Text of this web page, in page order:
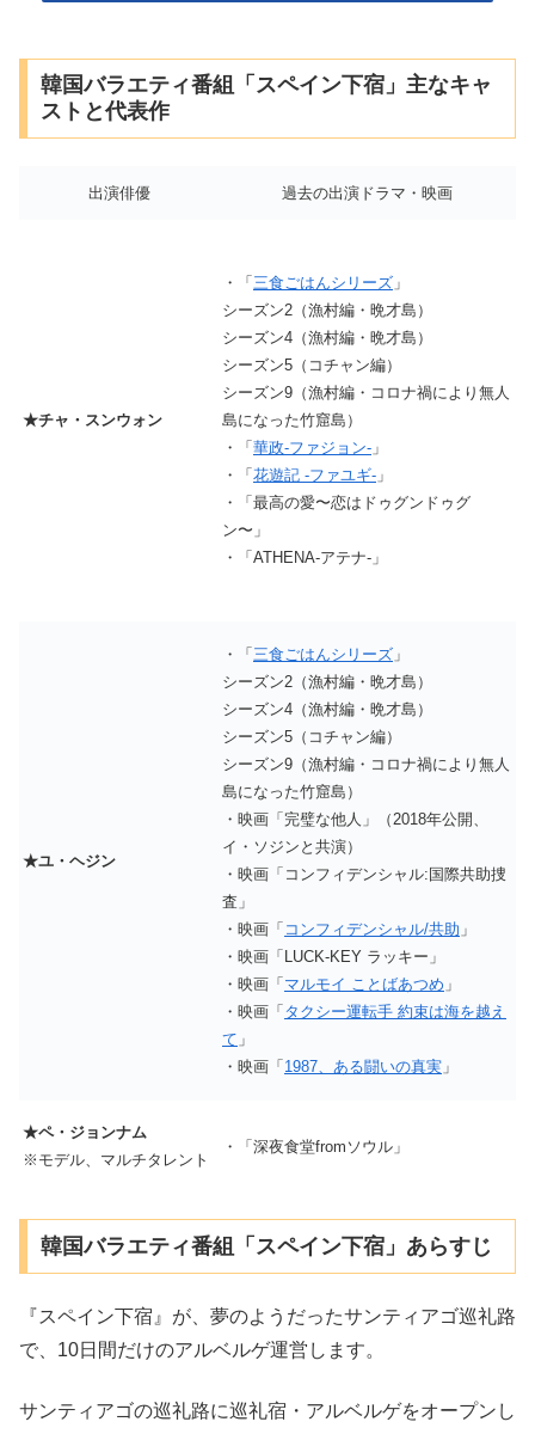
韓国バラエティ番組「スペイン下宿」主なキャ
ストと代表作
出演俳優 過去の出演ドラマ・映画
★チャ・スンウォン
・「 三食ごはんシリーズ 」
シーズン2（漁村編・晩才島）
シーズン4（漁村編・晩才島）
シーズン5（コチャン編）
シーズン9（漁村編・コロナ禍により無人
島になった竹窟島）
・「 華政-ファジョン- 」
・「 花遊記 -ファユギ- 」
・「最高の愛〜恋はドゥグンドゥグ
ン〜」
・「ATHENA-アテナ-」
★ユ・ヘジン
・「 三食ごはんシリーズ 」
シーズン2（漁村編・晩才島）
シーズン4（漁村編・晩才島）
シーズン5（コチャン編）
シーズン9（漁村編・コロナ禍により無人
島になった竹窟島）
・映画「完璧な他人」（2018年公開、
イ・ソジンと共演）
・映画「コンフィデンシャル:国際共助捜
査」
・映画「 コンフィデンシャル/共助 」
・映画「LUCK-KEY ラッキー」
・映画「 マルモイ ことばあつめ 」
・映画「 タクシー運転手 約束は海を越え
て 」
・映画「 1987、ある闘いの真実 」
★ペ・ジョンナム
※モデル、マルチタレント
・「深夜食堂fromソウル」
韓国バラエティ番組「スペイン下宿」あらすじ
『スペイン下宿』が、夢のようだったサンティアゴ巡礼路
で、10日間だけのアルベルゲ運営します。
サンティアゴの巡礼路に巡礼宿・アルベルゲをオープンし